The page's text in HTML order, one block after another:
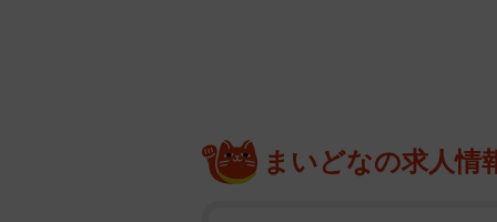
まいどなの求人情